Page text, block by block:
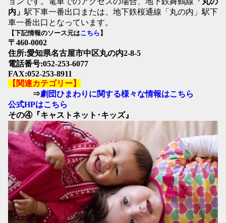
内」 駅下車一番出口または、地下鉄桜通線「丸の内」駅下
車一番出口となっています。
【下記情報のソース元はこちら】
〒460-0002
住所:愛知県名古屋市中区丸の内2-8-5
電話番号:052-253-6077
FAX:052-253-8911
【関連カテゴリー】
⇒劇団ひまわりに関する様々な情報はこちら
公式HPはこちら
その④『キャストネット･キッズ』